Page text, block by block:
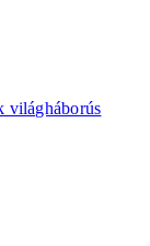
világháborús